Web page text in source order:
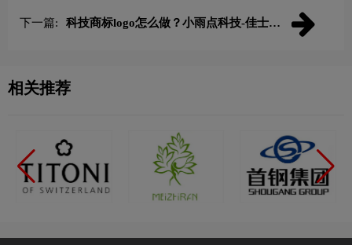
下一篇:
科技商标logo怎么做？小雨点科技-佳士科
相关推荐